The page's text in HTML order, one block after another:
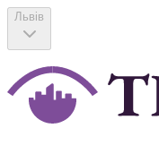
Львів